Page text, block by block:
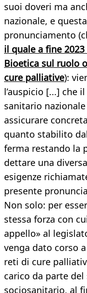
suoi doveri ma
nazionale, e
pronunciamento
il quale a fine
Bioetica sul ruolo
cure palliative):
l’auspicio [...] che
sanitario
assicurare
quanto stabilito
ferma restando la
dettare una
esigenze
presente
Non solo: per
stessa forza con
appello» al
venga dato corso
reti di cure
carico da parte
sociosanitario, al